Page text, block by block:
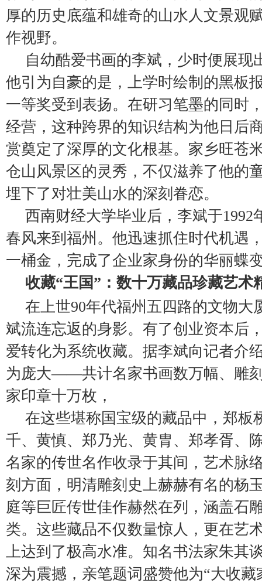
厚的历史底蕴和雄奇的山水人文景观
作视野。
自幼酷爱书画的李斌，少时便展现
他引为自豪的是，上学时绘制的黑板
一等奖受到表扬。在研习笔墨的同时
经营，这种跨界的知识结构为他日后
赏奠定了深厚的文化根基。家乡旺苍
仓山风景区的灵秀，不仅滋养了他的
埋下了对壮美山水的深刻眷恋。
西南财经大学毕业后，李斌于1992
春风来到福州。他迅速抓住时代机遇
一桶金，完成了企业家身份的华丽蝶
收藏“王国”：数十万藏品珍藏艺术
在上世90年代福州五四路的文物大
斌流连忘返的身影。有了创业资本后
爱转化为系统收藏。据李斌向记者介
为庞大——共计名家书画数万幅、雕
家印章十万枚，
在这些堪称国宝级的藏品中，郑板
千、黄慎、郑乃光、黄胄、郑孝胥、
名家的传世名作收录于其间，艺术脉
刻方面，明清雕刻史上赫赫有名的杨
庭等巨匠传世佳作赫然在列，涵盖石
类。这些藏品不仅数量惊人，更在艺
上达到了极高水准。知名书法家朱其
深为震撼，亲笔题词盛赞他为“大收藏